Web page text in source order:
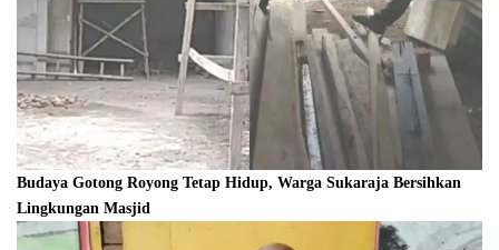
Budaya Gotong Royong Tetap Hidup, Warga Sukaraja Bersihkan
Lingkungan Masjid